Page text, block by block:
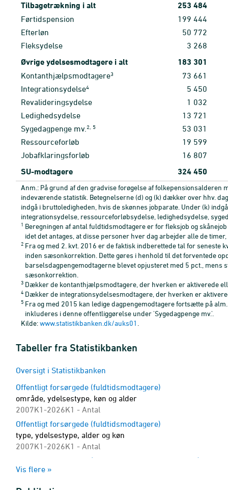
Tilbagetrækning i alt
253 484
Førtidspension 199 444
Efterløn
50 772
Fleksydelse
3 268
Øvrige ydelsesmodtagere i alt 183 301
Kontanthjælpsmodtagere3 73 661
Integrationsydelse4 5 450
Revalideringsydelse
1 032
Ledighedsydelse
13 721
Sygedagpenge mv. 2, 5 53 031
Ressourceforløb
19 599
Jobafklaringsforløb
16 807
SU-modtagere 324 450
Anm.: På grund af den gradvise forøgelse af
indeværende statistik. Betegnelserne (d) og (k) dækker over hhv.
indgå i bruttoledigheden, hvis de skønnes jobparate. Under (k)
integrationsydelse, ressourceforløbsydelse, ledighedsydelse,
1 Beregningen af antal fuldtidsmodtagere er for fleksjob og
idet det antages, at disse personer hver dag arbejder alle de
2 Fra og med 2. kvt. 2016 er de faktisk indberettede tal for seneste
inden sæsonkorrektion. Dette gøres i henhold til det forventede
barselsdagpengemodtagerne blevet opjusteret med 5 pct.,
sæsonkorrektion.
3 Dækker de kontanthjælpsmodtagere, der hverken er aktiverede
4 Dækker de integrationsydelsesmodtagere, der hverken er
5 Fra og med 2015 kan ledige dagpengemodtagere fortsætte på
inkluderes i denne offentliggørelse under 'Sygedagpenge mv.'.
Kilde:www.statistikbanken.dk/auks01
Tabeller fra Statistikbanken
Oversigt i Statistikbanken
Offentligt forsørgede (fuldtidsmodtagere)
område, ydelsestype, køn og alder
2007K1-2026K1 - Antal
Offentligt forsørgede (fuldtidsmodtagere)
type, ydelsestype, alder og køn
2007K1-2026K1 - Antal
Offentligt forsørgede (aktiverede fuldtidsmodtagere)
område, ydelsestype, køn og alder
Vis flere »